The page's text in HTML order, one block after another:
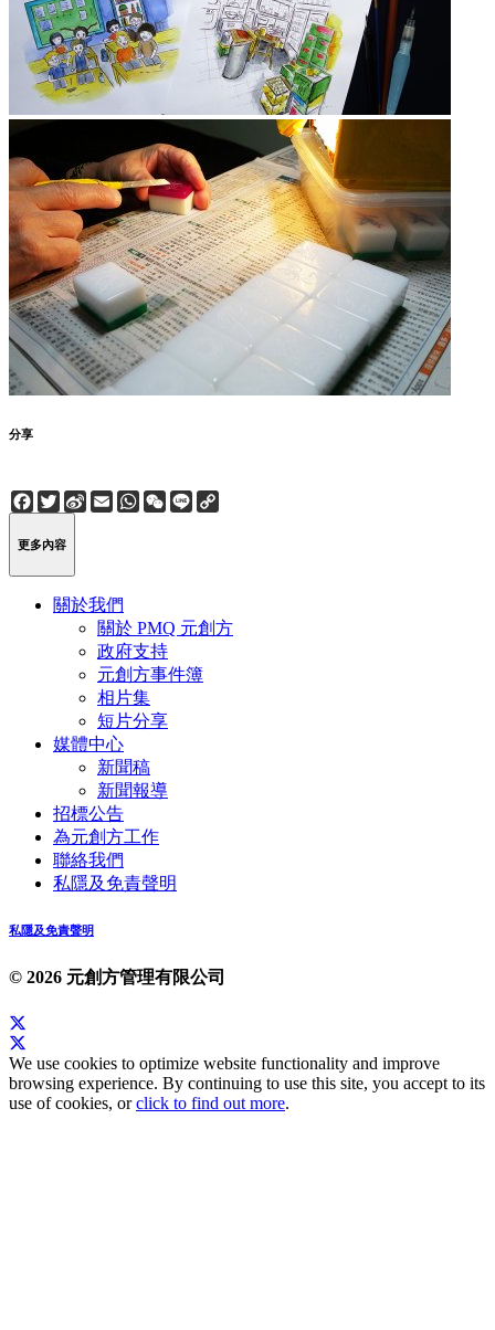
分享
Facebook
Twitter
Sina
Weibo
EmailWhatsApp
WeChat
Line
更多內容
關於我們
關於 PMQ 元創方
政府支持
元創方事件簿
相片集
短片分享
媒體中心
新聞稿
新聞報導
招標公告
為元創方工作
聯絡我們
私隱及免責聲明
私隱及免責聲明
© 2026 元創方管理有限公司
We use cookies to optimize website functionality and improve
browsing experience. By continuing to use this site, you accept to its
use of cookies, orclick to find out more.